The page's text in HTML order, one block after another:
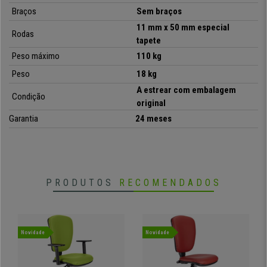
Encosto ergonómico ajustável
Acolchoado espesso para conforto extra
Braços Sem braços
Rodas
11 mm x 50 mm especial
tapete
Peso máximo
110 kg
Peso
18 kg
Condição
A estrear com embalagem
original
Garantia
24 meses
PRODUTOS RECOMENDADOS
Novidade Novidade